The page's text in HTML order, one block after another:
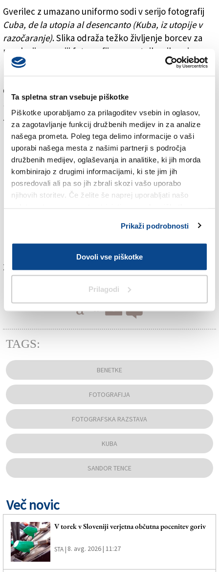
Ta spletna stran vsebuje piškotke
Piškotke uporabljamo za prilagoditev vsebin in oglasov,
za zagotavljanje funkcij družbenih medijev in za analize
našega prometa. Poleg tega delimo informacije o vaši
uporabi našega mesta z našimi partnerji s področja
družbenih medijev, oglaševanja in analitike, ki jih morda
kombinirajo z drugimi informacijami, ki ste jim jih
posredovali ali pa so jih zbrali skozi vašo uporabo
njihovih storitev. Če želite še naprej uporabljati našo
Prikaži podrobnosti
Dovoli vse piškotke
Prilagodi
Gverilec z umazano uniformo sodi v serijo fotografij
Cuba, de la utopia al desencanto (Kuba, iz utopije v
razočaranje). Slika odraža težko življenje borcev za
revolucijo, v seriji fotografij pa umetnik prikazuje
nelahke življenjske razmere na otoku po zmagi
Gasparini leta 1970 objavil v knjigi
columnas (Mesto stolpov)
zapisal znani kubanskim pisatelj Alejo Carpentier.
Za branje in pisanje komentarjevje potrebna prijava
TAGS:
BENETKE
FOTOGRAFIJA
FOTOGRAFSKA RAZSTAVA
KUBA
SANDOR TENCE
Več novic
V torek v Sloveniji verjetna občutna pocenitev goriv
STA | 8. avg. 2026 | 11:27